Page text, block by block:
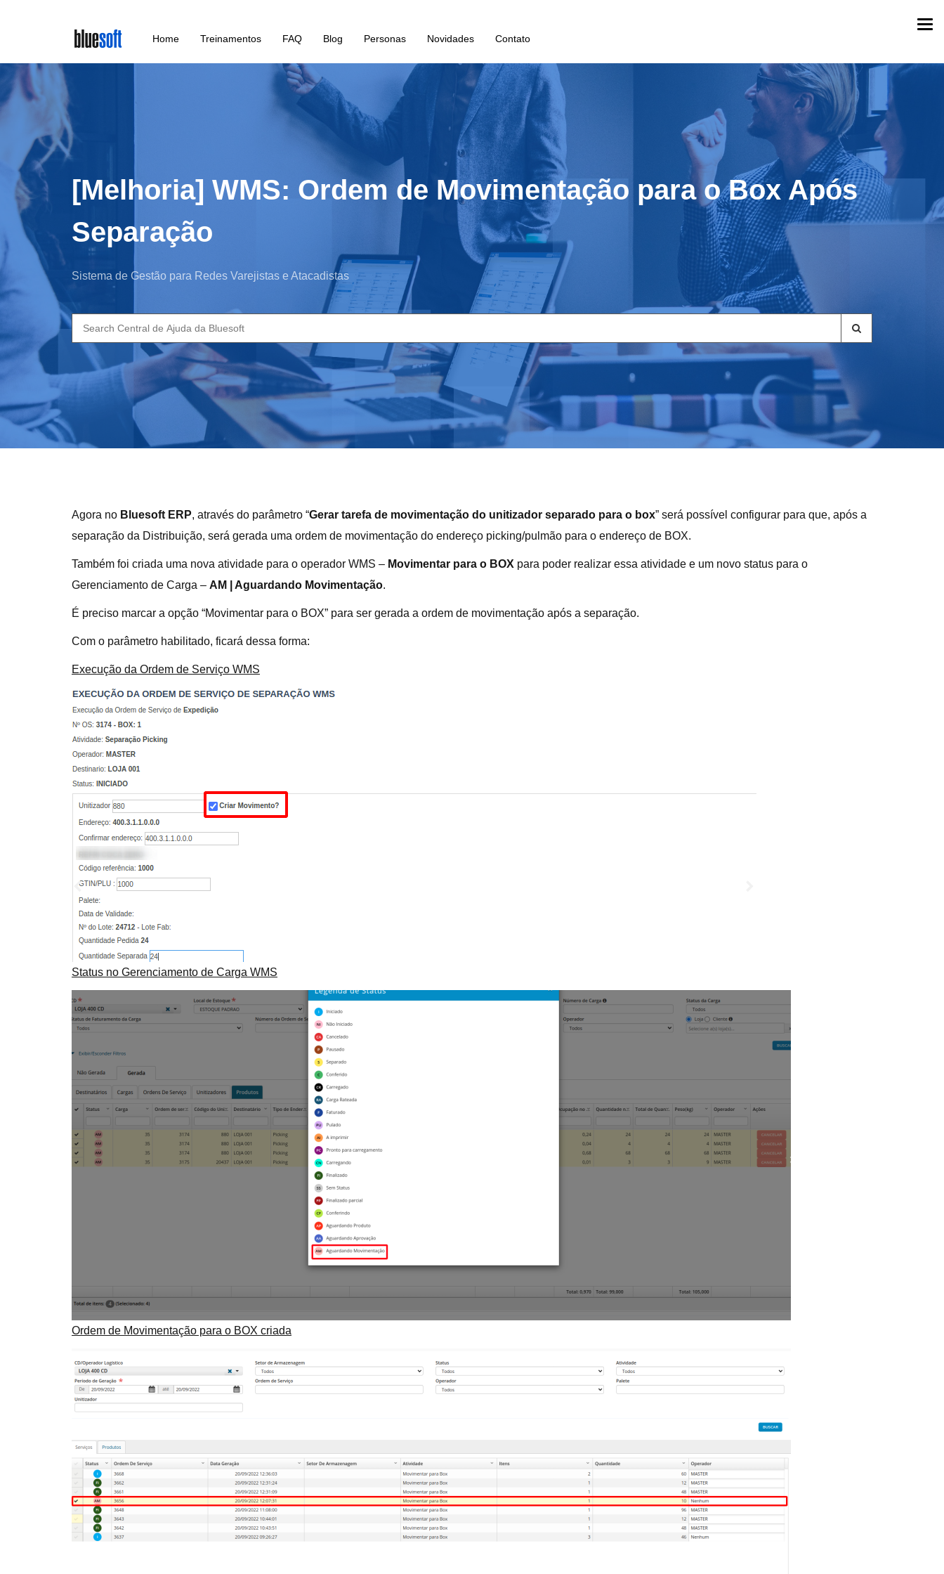
main
content
Home Treinamentos FAQ Blog Personas Novidades Contato
[Melhoria] WMS: Ordem de Movimentação para o Box Após
Separação
Sistema de Gestão para Redes Varejistas e Atacadistas
Search
for:
Agora no Bluesoft ERP, através do parâmetro “Gerar tarefa de movimentação do unitizador separado para o box” será possível configurar para que, após a
separação da Distribuição, será gerada uma ordem de movimentação do endereço picking/pulmão para o endereço de BOX.
Também foi criada uma nova atividade para o operador WMS – Movimentar para o BOX para poder realizar essa atividade e um novo status para o
Gerenciamento de Carga – AM | Aguardando Movimentação.
É preciso marcar a opção “Movimentar para o BOX” para ser gerada a ordem de movimentação após a separação.
Com o parâmetro habilitado, ficará dessa forma:
Execução da Ordem de Serviço WMS
Status no Gerenciamento de Carga WMS
Ordem de Movimentação para o BOX criada